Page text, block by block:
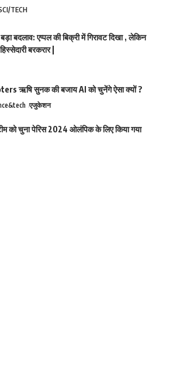
TECH
बदलाव: एप्पल की बिक्री में गिरावट दिखा , लेकिन
बरकरार |
ऋषि सुनक की बजाय AI को चुनेंगे ऐसा क्यों ?
एजुकेशन
को चुना पेरिस 2024 ओलंपिक के लिए किया गया